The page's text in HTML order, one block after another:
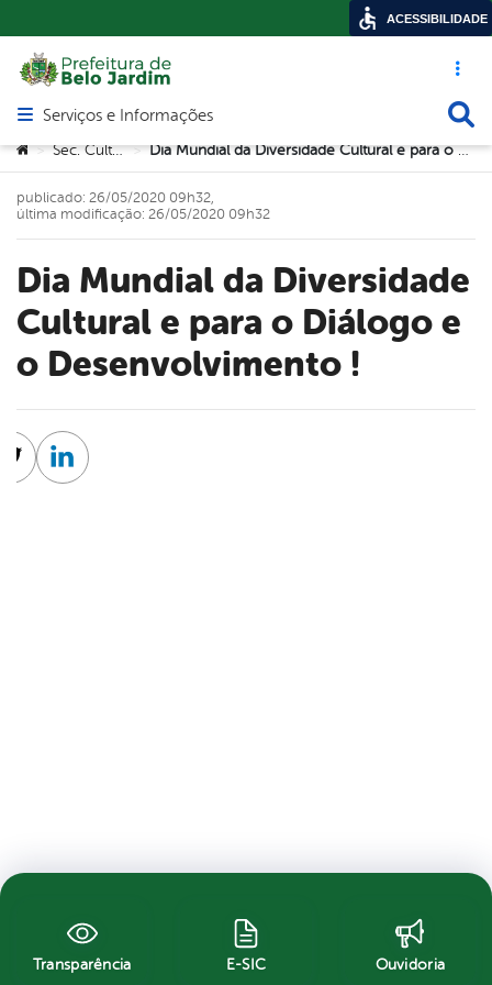
Acesso
Abrir menu principal de navegação
Serviços e Informações
Você está aqui:
> Sec. Cultura > Dia Mundial da Diversidade Cultural e para o Diálogo e o Desenvolvimento !
Dia Mundial da Diversidade
Cultural e para o Diálogo e
o Desenvolvimento !
publicado: 26/05/2020 09h32,
última modificação: 26/05/2020 09h32
TwitterLinkedin
Transparência E-SIC Ouvidoria
ACESSIBILIDADE